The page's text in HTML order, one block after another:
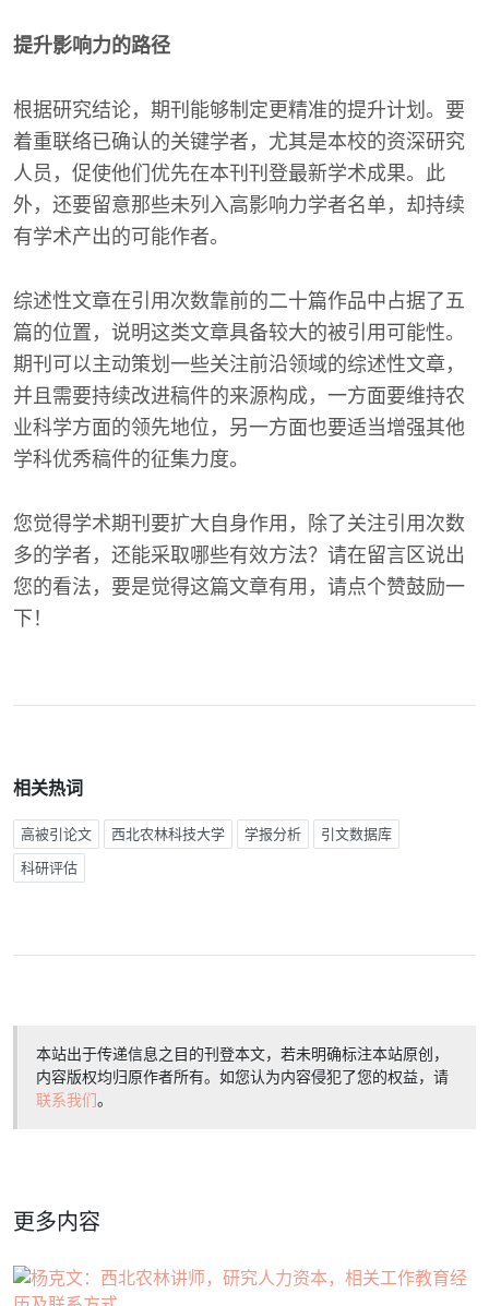
提升影响力的路径
根据研究结论，期刊能够制定更精准的提升计划。要
着重联络已确认的关键学者，尤其是本校的资深研究
人员，促使他们优先在本刊刊登最新学术成果。此
外，还要留意那些未列入高影响力学者名单，却持续
有学术产出的可能作者。
综述性文章在引用次数靠前的二十篇作品中占据了五
篇的位置，说明这类文章具备较大的被引用可能性。
期刊可以主动策划一些关注前沿领域的综述性文章，
并且需要持续改进稿件的来源构成，一方面要维持农
业科学方面的领先地位，另一方面也要适当增强其他
学科优秀稿件的征集力度。
您觉得学术期刊要扩大自身作用，除了关注引用次数
多的学者，还能采取哪些有效方法？请在留言区说出
您的看法，要是觉得这篇文章有用，请点个赞鼓励一
下！
相关热词
高被引论文 西北农林科技大学 学报分析 引文数据库
科研评估
本站出于传递信息之目的刊登本文，若未明确标注本站原创，
内容版权均归原作者所有。如您认为内容侵犯了您的权益，请
联系我们。
更多内容